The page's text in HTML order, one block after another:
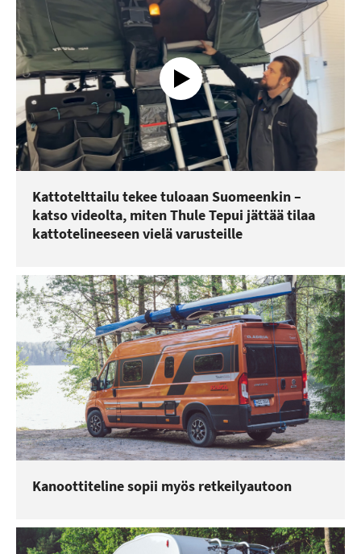
Kattotelttailu tekee tuloaan Suomeenkin –
katso videolta, miten Thule Tepui jättää tilaa
kattotelineeseen vielä varusteille
Kanoottiteline sopii myös retkeilyautoon